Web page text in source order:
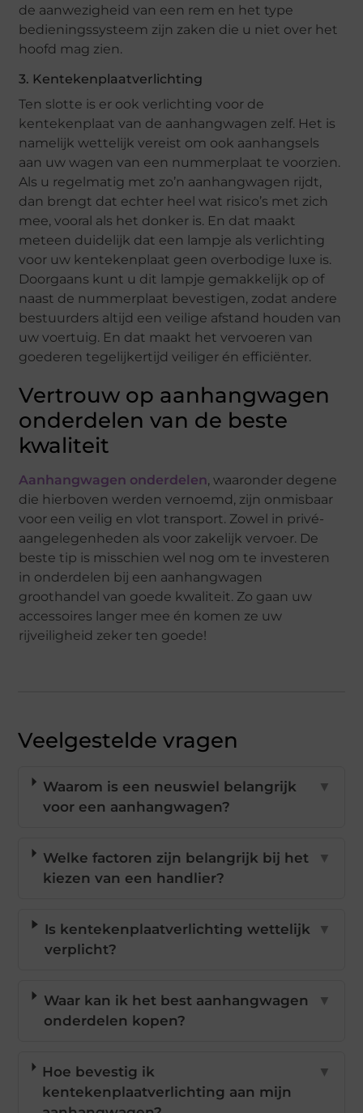
de aanwezigheid van een rem en het type
bedieningssysteem zijn zaken die u niet over het
hoofd mag zien.
3. Kentekenplaatverlichting
Ten slotte is er ook verlichting voor de
kentekenplaat van de aanhangwagen zelf. Het is
namelijk wettelijk vereist om ook aanhangsels
aan uw wagen van een nummerplaat te voorzien.
Als u regelmatig met zo’n aanhangwagen rijdt,
dan brengt dat echter heel wat risico’s met zich
mee, vooral als het donker is. En dat maakt
meteen duidelijk dat een lampje als verlichting
voor uw kentekenplaat geen overbodige luxe is.
Doorgaans kunt u dit lampje gemakkelijk op of
naast de nummerplaat bevestigen, zodat andere
bestuurders altijd een veilige afstand houden van
uw voertuig. En dat maakt het vervoeren van
goederen tegelijkertijd veiliger én efficiënter.
Vertrouw op aanhangwagen
onderdelen van de beste
kwaliteit
Aanhangwagen onderdelen, waaronder degene
die hierboven werden vernoemd, zijn onmisbaar
voor een veilig en vlot transport. Zowel in privé-
aangelegenheden als voor zakelijk vervoer. De
beste tip is misschien wel nog om te investeren
in onderdelen bij een aanhangwagen
groothandel van goede kwaliteit. Zo gaan uw
accessoires langer mee én komen ze uw
rijveiligheid zeker ten goede!
Veelgestelde vragen
Waarom is een neuswiel belangrijk
voor een aanhangwagen?
▼
Welke factoren zijn belangrijk bij het
kiezen van een handlier?
▼
Is kentekenplaatverlichting wettelijk
verplicht?
▼
Waar kan ik het best aanhangwagen
onderdelen kopen?
▼
Hoe bevestig ik
kentekenplaatverlichting aan mijn
▼